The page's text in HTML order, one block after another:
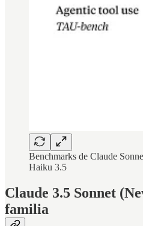
Benchmarks de Claude
Haiku 3.5
Claude 3.5 Sonnet
familia